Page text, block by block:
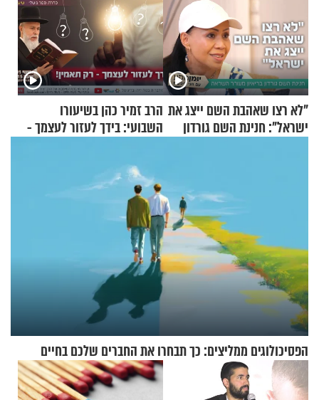
"לא רצו שאהבת השם ייצג את
ישראל": חנינת השם גורדון
הרב זמיר כהן בשיעורו
השבועי: בידך לעזור לעצמך -
הפסיכולוגים ממליצים: כך תבחרו את החברים שלכם בחיים